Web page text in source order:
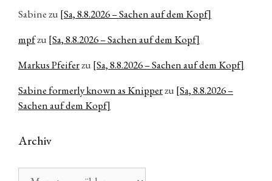
Sabinezu [Sa, 8.8.2026 – Sachen auf dem Kopf]
mpfzu [Sa, 8.8.2026 – Sachen auf dem Kopf]
Markus Pfeiferzu [Sa, 8.8.2026 – Sachen auf dem Kopf]
Sabine formerly known as Knipperzu [Sa, 8.8.2026 –
Sachen auf dem Kopf]
Archiv